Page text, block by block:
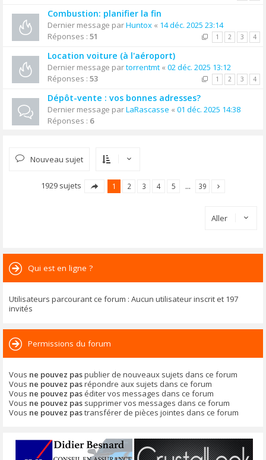
Combustion: planifier la fin
Dernier message parHuntox « 14 déc. 2025 23:14
Réponses : 51 1 2 3 4
Location voiture (à l'aéroport)
Dernier message partorrentmt « 02 déc. 2025 13:12
Réponses : 53 1 2 3 4
Dépôt-vente : vos bonnes adresses?
Dernier message parLaRascasse « 01 déc. 2025 14:38
Réponses : 6
Nouveau sujet
1929 sujets 1 2 3 4 5 … 39
Aller
Qui est en ligne ?
Utilisateurs parcourant ce forum : Aucun utilisateur inscrit et 197
invités
Permissions du forum
Vous ne pouvez paspublier de nouveaux sujets dans ce forum
Vous ne pouvez pasrépondre aux sujets dans ce forum
Vous ne pouvez pas éditer vos messages dans ce forum
Vous ne pouvez pas supprimer vos messages dans ce forum
Vous ne pouvez pastransférer de pièces jointes dans ce forum